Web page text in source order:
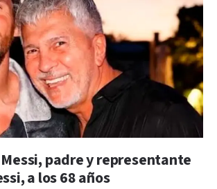
padre y representante
a los 68 años